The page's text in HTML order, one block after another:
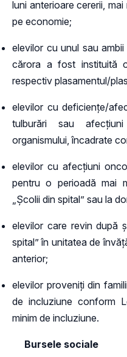
luni anterioare cererii,
pe economie;
elevilor cu unul sau
cărora a fost instituită
respectiv plasamentul/
elevilor cu deficienţe/
tulburări sau
organismului, încadrate
elevilor cu afecţiuni
pentru o perioadă mai
„Şcolii din spital” sau la
elevilor care revin după
spital” în unitatea de
anterior;
elevilor proveniţi din
de incluziune conform
minim de incluziune.
Bursele sociale